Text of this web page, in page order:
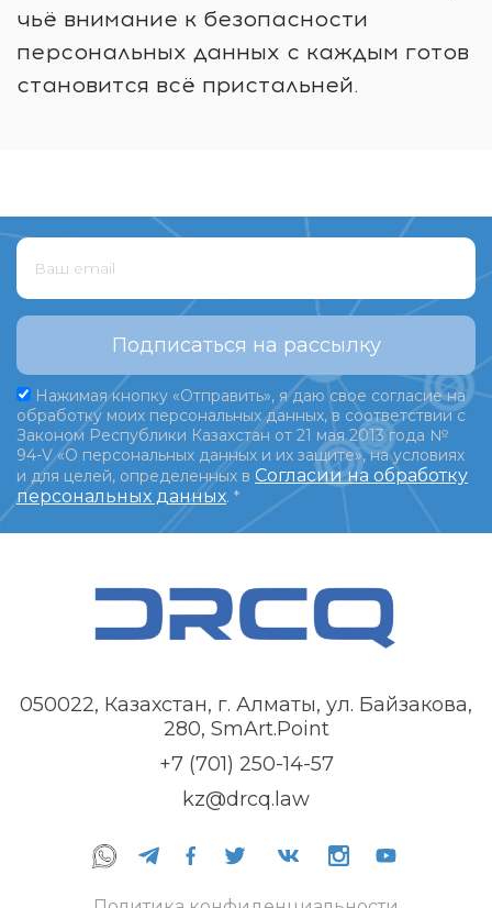
чьё внимание к безопасности
персональных данных с каждым готов
становится всё пристальней.
Подписаться на рассылку
Нажимая кнопку «Отправить», я даю свое согласие на
обработку моих персональных данных, в соответствии с
Законом Республики Казахстан от 21 мая 2013 года №
94-V «О персональных данных и их защите», на условиях
и для целей, определенных в Согласии на обработку
персональных данных. *
050022, Казахстан, г. Алматы, ул. Байзакова,
280, SmArt.Point
+7 (701) 250-14-57
kz@drcq.law